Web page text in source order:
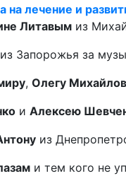
на лечение и
Литавым из
из Запорожья за
, Олегу
и Алексею
из
и тем кого не